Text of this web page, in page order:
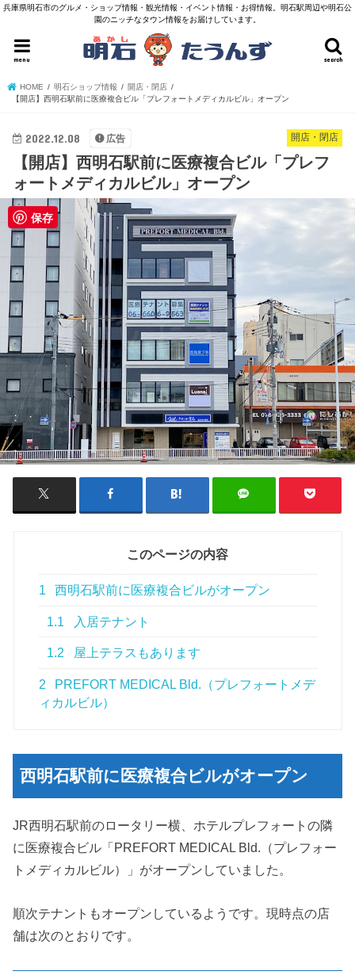
兵庫県明石市のグルメ・ショップ情報・観光情報・イベント情報・お得情報。明石駅周辺や明石公
園のニッチなタウン情報をお届けしています。
search
menu
HOME 明石ショップ情報
開店・閉店
【開店】西明石駅前に医療複合ビル「プレフォートメディカルビル」オープン
開店・閉店
2022.12.08 広告
【開店】西明石駅前に医療複合ビル「プレフ
ォートメディカルビル」オープン
このページの内容
1 西明石駅前に医療複合ビルがオープン
1.1 入居テナント
1.2 屋上テラスもあります
2
PREFORT MEDICAL Bld.（プレフォートメデ
ィカルビル）
西明石駅前に医療複合ビルがオープン
JR西明石駅前のロータリー横、ホテルプレフォートの隣
に医療複合ビル「PREFORT MEDICAL Bld.（プレフォー
トメディカルビル）」がオープンしていました。
順次テナントもオープンしているようです。現時点の店
舗は次のとおりです。
保存